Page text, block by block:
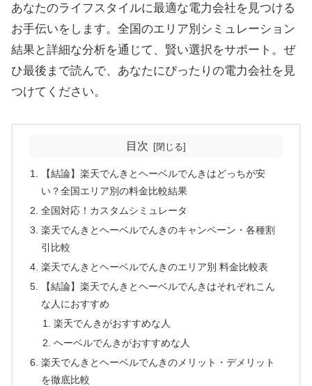
あなたのライフスタイルに最適な電力会社を見つける
お手伝いをします。全国のエリア別シミュレーション
結果と詳細な分析を通じて、賢い選択をサポート。ぜ
ひ最後まで読んで、あなたにぴったりの電力会社を見
つけてください。
目次
【結論】楽天でんきとヘーベルでんきはどっちが安
い？全国エリア別の料金比較結果
全国対応！カスタムシミュレータ
楽天でんきとヘーベルでんきのキャンペーン・各種割
引比較
楽天でんきとヘーベルでんきのエリア別 料金比較表
【結論】楽天でんきとヘーベルでんきはそれぞれこん
な人におすすめ
楽天でんきがおすすめな人
ヘーベルでんきがおすすめな人
楽天でんきとヘーベルでんきのメリット・デメリット
を徹底比較